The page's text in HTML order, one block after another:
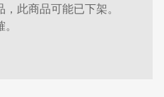
此商品可能已下架。